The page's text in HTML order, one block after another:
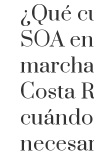
¿Qué
SOA
Costa